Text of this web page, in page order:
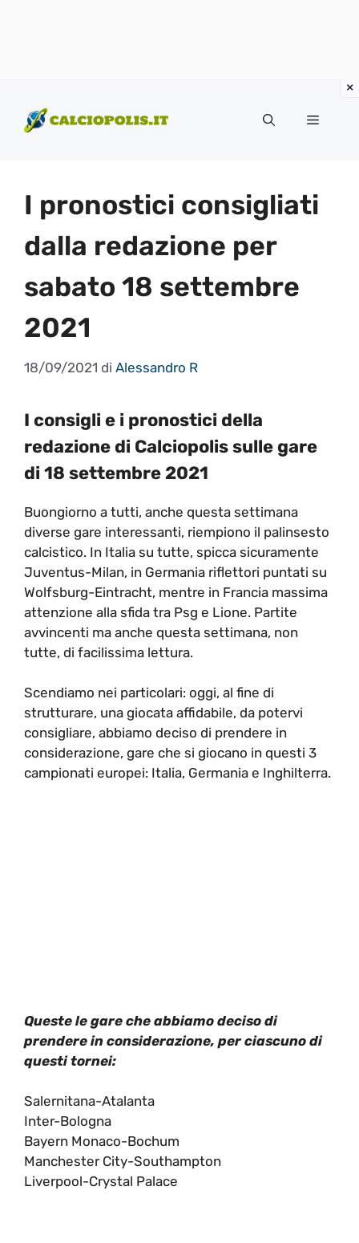
contenuto
Menu
I pronostici consigliati
dalla redazione per
sabato 18 settembre
2021
18/09/2021 di Alessandro R
I consigli e i pronostici della
redazione di Calciopolis sulle gare
di 18 settembre 2021
Buongiorno a tutti, anche questa settimana
diverse gare interessanti, riempiono il palinsesto
calcistico. In Italia su tutte, spicca sicuramente
Juventus-Milan, in Germania riflettori puntati su
Wolfsburg-Eintracht, mentre in Francia massima
attenzione alla sfida tra Psg e Lione. Partite
avvincenti ma anche questa settimana, non
tutte, di facilissima lettura.
Scendiamo nei particolari: oggi, al fine di
strutturare, una giocata affidabile, da potervi
consigliare, abbiamo deciso di prendere in
considerazione, gare che si giocano in questi 3
campionati europei: Italia, Germania e Inghilterra.
Queste le gare che abbiamo deciso di
prendere in considerazione, per ciascuno di
questi tornei:
Salernitana-Atalanta
Inter-Bologna
Bayern Monaco-Bochum
Manchester City-Southampton
Liverpool-Crystal Palace